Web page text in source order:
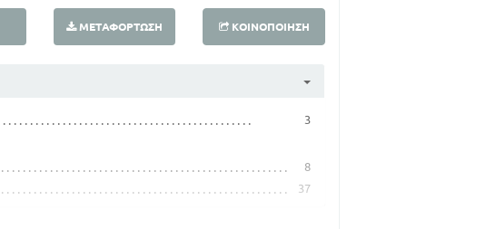
ΜΕΤΑΦΌΡΤΩΣΗ ΚΟΙΝΟΠΟΊΗΣΗ
3
8
37